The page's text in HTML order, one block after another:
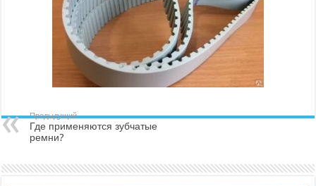
Предыдущий
Где применяются зубчатые
ремни?